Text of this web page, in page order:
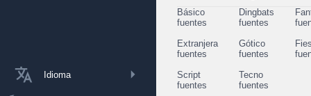
Idioma
Básico
fuentes
Dingbats
fuentes
Extranjera
fuentes
Gótico
fuentes
Script
fuentes
Tecno
fuentes